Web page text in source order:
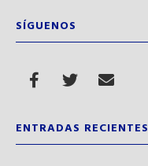
SÍGUENOS
ENTRADAS RECIENTES